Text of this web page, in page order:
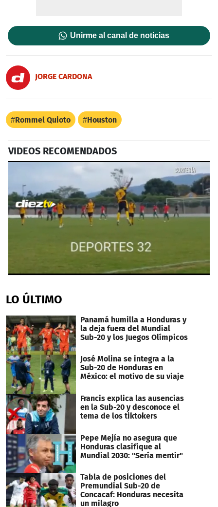
Unirme al canal de noticias
JORGE CARDONA
Rommel Quioto Houston
VIDEOS RECOMENDADOS
of
50
LO ÚLTIMO
Panamá humilla a Honduras y
la deja fuera del Mundial
Sub-20 y los Juegos Olímpicos
José Molina se integra a la
Sub-20 de Honduras en
México: el motivo de su viaje
Francis explica las ausencias
en la Sub-20 y desconoce el
tema de los tiktokers
Pepe Mejía no asegura que
Honduras clasifique al
Mundial 2030: "Sería mentir"
Tabla de posiciones del
Premundial Sub-20 de
Concacaf: Honduras necesita
un milagro